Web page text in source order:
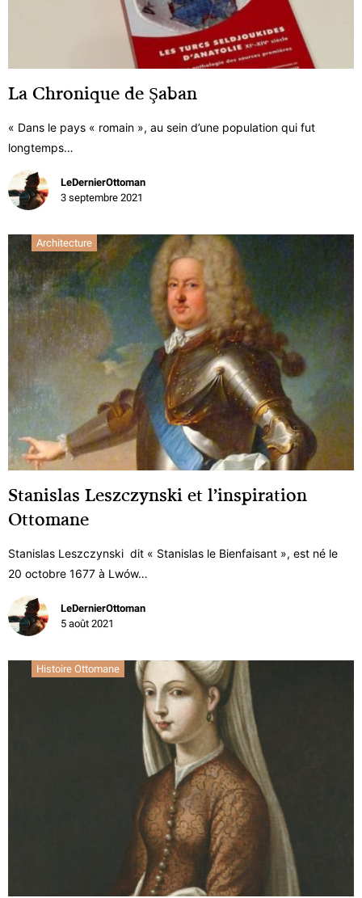
La Chronique de Şaban
« Dans le pays « romain », au sein d’une population qui fut
longtemps…
LeDernierOttoman
3 septembre 2021
Architecture
Stanislas Leszczynski et l’inspiration
Ottomane
Stanislas Leszczynski dit « Stanislas le Bienfaisant », est né le
20 octobre 1677 à Lwów…
LeDernierOttoman
5 août 2021
Histoire Ottomane